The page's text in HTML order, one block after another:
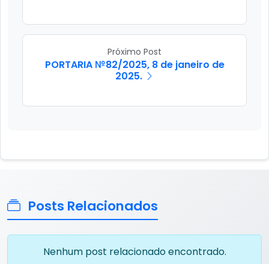
Próximo Post
PORTARIA №82/2025, 8 de janeiro de
2025.
Posts Relacionados
Nenhum post relacionado encontrado.